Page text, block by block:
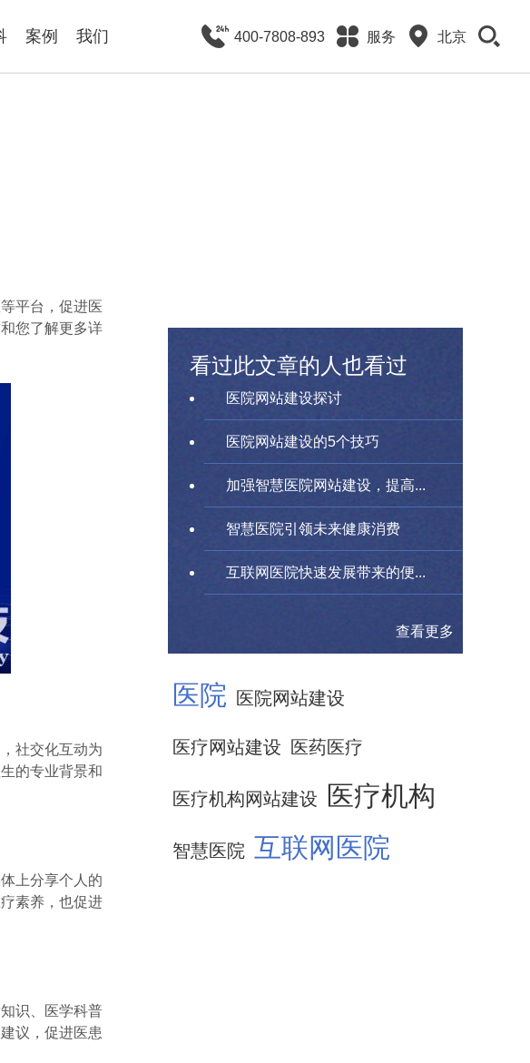
案例 我们 400-7808-893 服务 北京
平台，促进医
您了解更多详
社交化互动为
的专业背景和
上分享个人的
素养，也促进
识、医学科普
议，促进医患
看过此文章的人也看过
医院网站建设探讨
医院网站建设的5个技巧
加强智慧医院网站建设，提高...
智慧医院引领未来健康消费
互联网医院快速发展带来的便...
查看更多
医院 医院网站建设
医疗网站建设 医药医疗
医疗机构网站建设 医疗机构
智慧医院 互联网医院